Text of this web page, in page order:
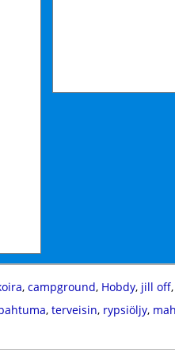
, campground, Hobdy, jill off,
, terveisin, rypsiöljy,